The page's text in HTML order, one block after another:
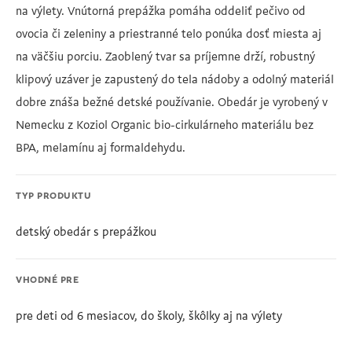
na výlety. Vnútorná prepážka pomáha oddeliť pečivo od
ovocia či zeleniny a priestranné telo ponúka dosť miesta aj
na väčšiu porciu. Zaoblený tvar sa príjemne drží, robustný
klipový uzáver je zapustený do tela nádoby a odolný materiál
dobre znáša bežné detské používanie. Obedár je vyrobený v
Nemecku z Koziol Organic bio-cirkulárneho materiálu bez
BPA, melamínu aj formaldehydu.
TYP PRODUKTU
detský obedár s prepážkou
VHODNÉ PRE
pre deti od 6 mesiacov, do školy, škôlky aj na výlety